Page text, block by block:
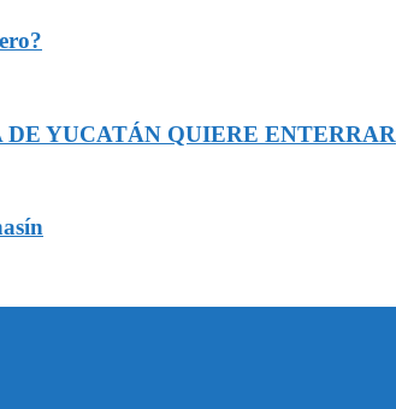
YUCATÁN QUIERE ENTERRAR